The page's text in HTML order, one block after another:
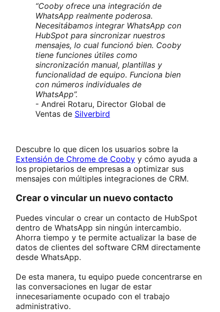
“Cooby ofrece una integración de
WhatsApp realmente poderosa.
Necesitábamos integrar WhatsApp con
HubSpot para sincronizar nuestros
mensajes, lo cual funcionó bien. Cooby
tiene funciones útiles como
sincronización manual, plantillas y
funcionalidad de equipo. Funciona bien
con números individuales de
WhatsApp”.
- Andrei Rotaru, Director Global de
Ventas de Silverbird
Descubre lo que dicen los usuarios sobre la
Extensión de Chrome de Cooby y cómo ayuda a
los propietarios de empresas a optimizar sus
mensajes con múltiples integraciones de CRM.
Crear o vincular un nuevo contacto
Puedes vincular o crear un contacto de HubSpot
dentro de WhatsApp sin ningún intercambio.
Ahorra tiempo y te permite actualizar la base de
datos de clientes del software CRM directamente
desde WhatsApp.
De esta manera, tu equipo puede concentrarse en
las conversaciones en lugar de estar
innecesariamente ocupado con el trabajo
administrativo.